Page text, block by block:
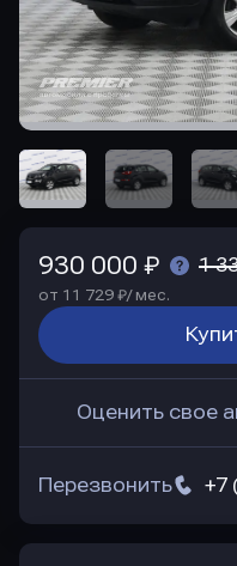
930 000 ₽ 1
от 11 729 ₽/ мес.
Оценить свое
+7
Перезвонить